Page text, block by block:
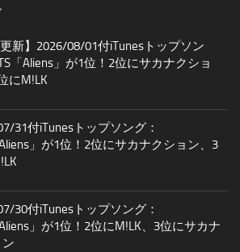
更新】2026/08/01付iTunesトップソン
「Aliens」が1位！2位にサカナクショ
にM!LK
31付iTunesトップソング：
」が1位！2位にサカナクション、3
30付iTunesトップソング：
」が1位！2位にM!LK、3位にサカナ